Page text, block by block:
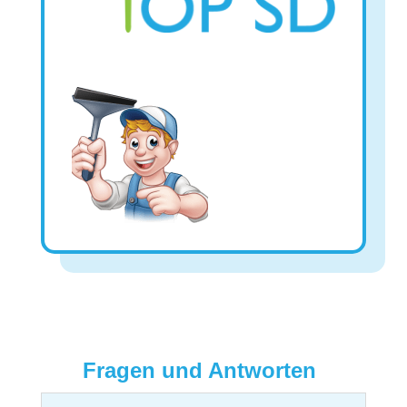
Fragen und Antworten